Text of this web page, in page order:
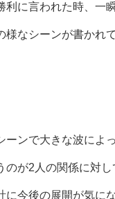
利に言われた時、一
様なシーンが書かれ
ーンで大きな波によ
のが2人の関係に対し
に今後の展開が気に